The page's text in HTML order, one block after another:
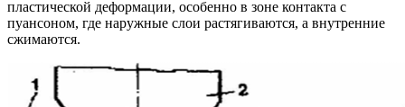
пластической деформации, особенно в зоне контакта с
пуансоном, где наружные слои растягиваются, а внутренние
сжимаются.